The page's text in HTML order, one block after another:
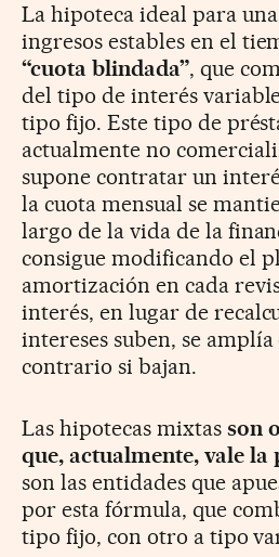
La hipoteca ideal para
ingresos estables en el
“cuota blindada”, que
del tipo de interés
tipo fijo. Este tipo de
actualmente no
supone contratar un
la cuota mensual se
largo de la vida de la
consigue modificando el
amortización en cada
interés, en lugar de
intereses suben, se
contrario si bajan.
Las hipotecas mixtas son
que, actualmente, vale la
son las entidades que
por esta fórmula, que
tipo fijo, con otro a tipo